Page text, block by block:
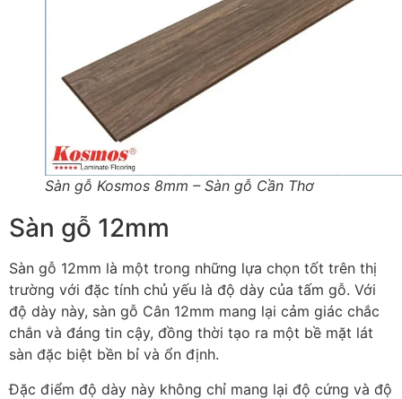
Sàn gỗ Kosmos 8mm – Sàn gỗ Cần Thơ
Sàn gỗ 12mm
Sàn gỗ 12mm là một trong những lựa chọn tốt trên thị
trường với đặc tính chủ yếu là độ dày của tấm gỗ. Với
độ dày này, sàn gỗ Cân 12mm mang lại cảm giác chắc
chắn và đáng tin cậy, đồng thời tạo ra một bề mặt lát
sàn đặc biệt bền bỉ và ổn định.
Đặc điểm độ dày này không chỉ mang lại độ cứng và độ